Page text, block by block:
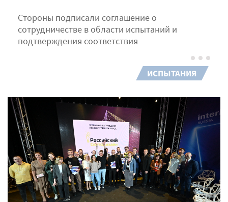
Стороны подписали соглашение о
сотрудничестве в области испытаний и
подтверждения соответствия
ИСПЫТАНИЯ